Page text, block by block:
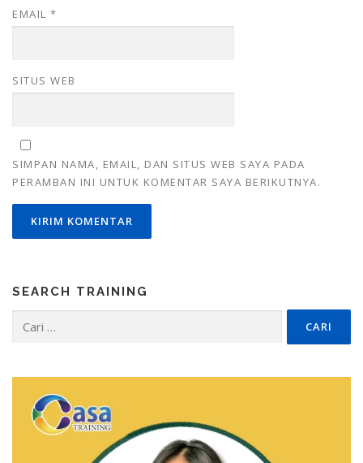
EMAIL *
SITUS WEB
SIMPAN NAMA, EMAIL, DAN SITUS WEB SAYA PADA
PERAMBAN INI UNTUK KOMENTAR SAYA BERIKUTNYA.
SEARCH TRAINING
untuk: